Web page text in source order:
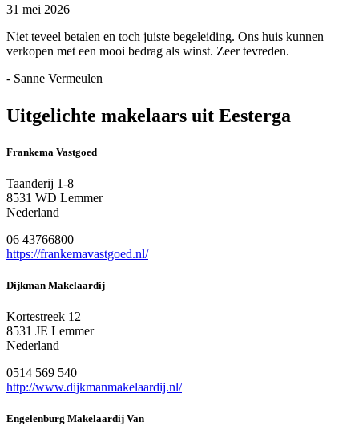
31 mei 2026
Niet teveel betalen en toch juiste begeleiding. Ons huis kunnen
verkopen met een mooi bedrag als winst. Zeer tevreden.
- Sanne Vermeulen
Uitgelichte makelaars uit Eesterga
Frankema Vastgoed
Taanderij 1-8
8531 WD Lemmer
Nederland
06 43766800
https://frankemavastgoed.nl/
Dijkman Makelaardij
Kortestreek 12
8531 JE Lemmer
Nederland
0514 569 540
http://www.dijkmanmakelaardij.nl/
Engelenburg Makelaardij Van